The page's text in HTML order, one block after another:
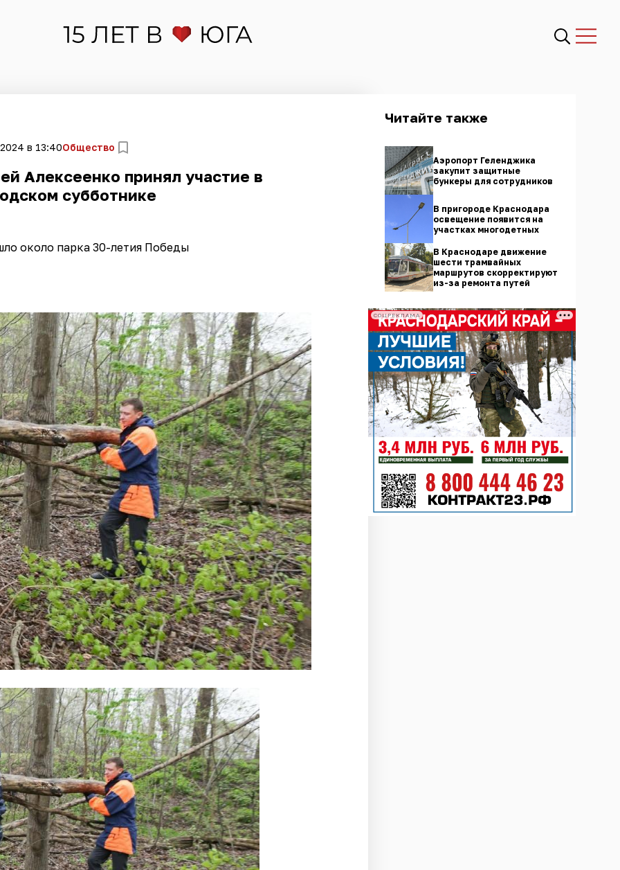
в 13:40Общество
Алексеенко принял участие в
субботнике
около парка 30-летия Победы
Читайте также
Аэропорт Геленджика
закупит защитные
бункеры для сотрудников
В пригороде Краснодара
освещение появится на
участках многодетных
В Краснодаре движение
шести трамвайных
маршрутов скорректируют
из-за ремонта путей
СОЦРЕКЛАМА